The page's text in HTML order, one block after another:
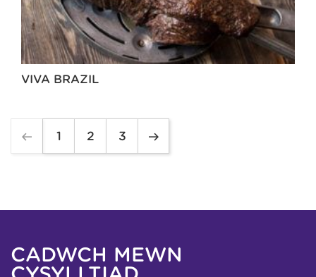
VIVA BRAZIL
1 2 3
CADWCH MEWN